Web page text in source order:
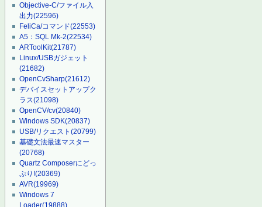
Objective-C/ファイル入
出力(22596)
FeliCa/コマンド(22553)
A5：SQL Mk-2(22534)
ARToolKit(21787)
Linux/USBガジェット
(21682)
OpenCvSharp(21612)
デバイスセットアップク
ラス(21098)
OpenCV/cv(20840)
Windows SDK(20837)
USB/リクエスト(20799)
基礎文法最速マスター
(20768)
Quartz Composerにどっ
ぷり!(20369)
AVR(19969)
Windows 7
Loader(19888)